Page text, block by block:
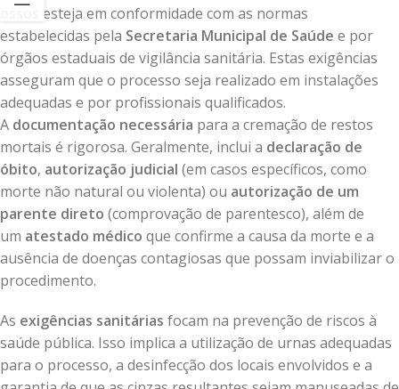
esteja em conformidade com as normas
estabelecidas pela Secretaria Municipal de Saúde e por
órgãos estaduais de vigilância sanitária. Estas exigências
asseguram que o processo seja realizado em instalações
adequadas e por profissionais qualificados.
A documentação necessária para a cremação de restos
mortais é rigorosa. Geralmente, inclui a declaração de
óbito, autorização judicial (em casos específicos, como
morte não natural ou violenta) ou autorização de um
parente direto (comprovação de parentesco), além de
um atestado médico que confirme a causa da morte e a
ausência de doenças contagiosas que possam inviabilizar o
procedimento.
As exigências sanitárias focam na prevenção de riscos à
saúde pública. Isso implica a utilização de urnas adequadas
para o processo, a desinfecção dos locais envolvidos e a